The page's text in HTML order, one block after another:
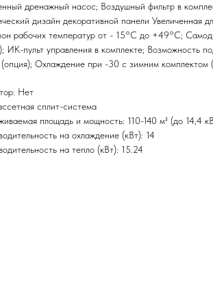
дренажный насос; Воздушный фильтр в
дизайн декоративной панели Увеличенная
рабочих температур от - 15°С до +49°С;
ИК-пульт управления в комплекте; Возможность
(опция); Охлаждение при -30 с зимним комплектом
Нет
сплит-система
площадь и мощность: 110-140 м² (до 14,4
на охлаждение (кВт): 14
на тепло (кВт): 15.24